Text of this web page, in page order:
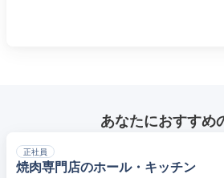
あなたにおすすめ
正社員
焼肉専門店のホール・キッチン